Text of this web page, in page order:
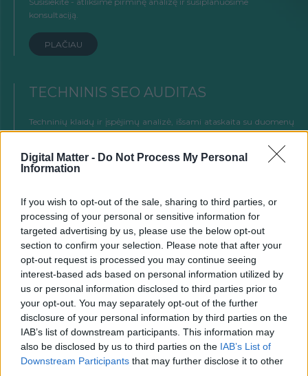
Digital Matter - Do Not Process My Personal
Information
If you wish to opt-out of the sale, sharing to third parties, or
processing of your personal or sensitive information for
targeted advertising by us, please use the below opt-out
section to confirm your selection. Please note that after your
opt-out request is processed you may continue seeing
interest-based ads based on personal information utilized by
us or personal information disclosed to third parties prior to
your opt-out. You may separately opt-out of the further
disclosure of your personal information by third parties on the
IAB’s list of downstream participants. This information may
also be disclosed by us to third parties on the IAB’s List of
Downstream Participants that may further disclose it to other
konsultaciją.
PLAČIAU
TECHNINIS SEO AUDITAS
Techninių klaidų ir įspėjimų analizė, išsami ataskaita su duomenų
išklotinėmis ir tvarkymo rekomendacijomis.
PLAČIAU
GOOGLE ADS REKLAMA
Padėsime optimizuoti bei valdyti Google reklamą, kuri padės
greičiau didinti pardavimus ar prekinio ženklo žinomumą.
PLAČIAU
RAKTAŽODŽIŲ TYRIMAS
Rasime svarbiausius paieškos raktinius žodžius ir frazes, kuriomis